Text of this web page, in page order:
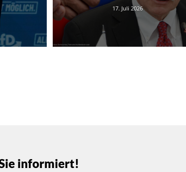
17. Juli 2026
informiert!